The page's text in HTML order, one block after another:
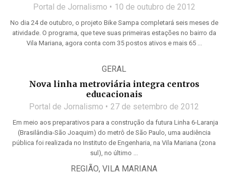
Portal de Jornalismo 10 de outubro de 2012
No dia 24 de outubro, o projeto Bike Sampa completará seis meses de
atividade. O programa, que teve suas primeiras estações no bairro da
Vila Mariana, agora conta com 35 postos ativos e mais 65 ...
GERAL
Nova linha metroviária integra centros
educacionais
Portal de Jornalismo 27 de setembro de 2012
Em meio aos preparativos para a construção da futura Linha 6-Laranja
(Brasilândia-São Joaquim) do metrô de São Paulo, uma audiência
pública foi realizada no Instituto de Engenharia, na Vila Mariana (zona
sul), no último ...
REGIÃO, VILA MARIANA